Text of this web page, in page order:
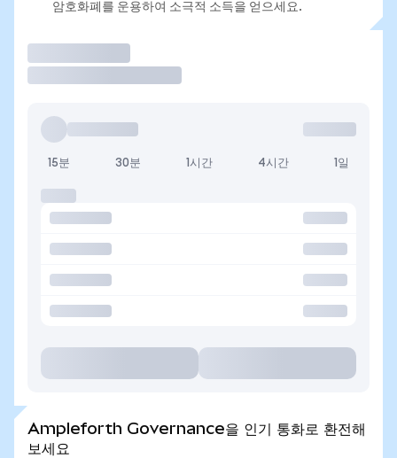
암호화폐를 운용하여 소극적 소득을 얻으세요.
15분 30분 1시간 4시간 1일
Ampleforth Governance을 인기 통화로 환전해
보세요